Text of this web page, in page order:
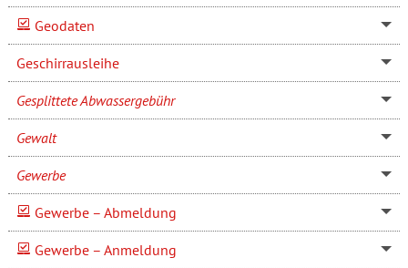
Geodaten
Geschirrausleihe
Gesplittete Abwassergebühr
Gewalt
Gewerbe
Gewerbe – Abmeldung
Gewerbe – Anmeldung